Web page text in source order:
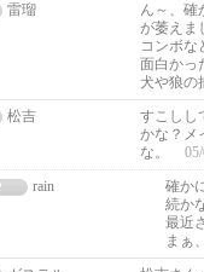
雷瑠
ん～、確
が萎えま
コンボな
面白かっ
犬や狼の
松吉
すこしし
かな？メ
な。
rain
確か
続か
最近
まぁ